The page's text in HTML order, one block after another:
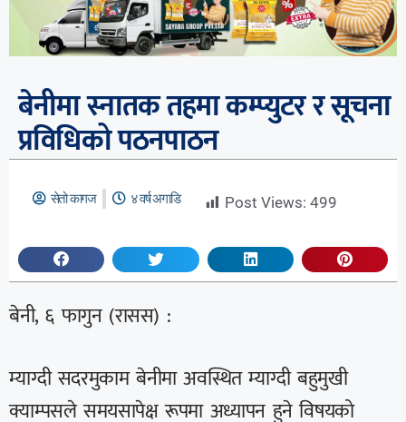
बेनीमा स्नातक तहमा कम्प्युटर र सूचना
प्रविधिको पठनपाठन
सेतो कागज ४ वर्ष अगाडि Post Views: 499
बेनी, ६ फागुन (रासस) :
म्याग्दी सदरमुकाम बेनीमा अवस्थित म्याग्दी बहुमुखी
क्याम्पसले समयसापेक्ष रूपमा अध्यापन हुने विषयको